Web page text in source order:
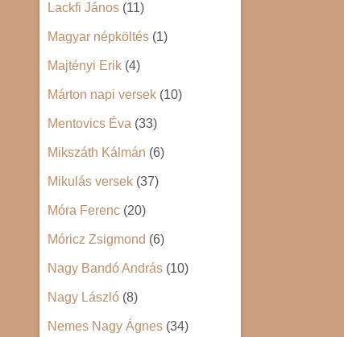
Lackfi János (11)
Magyar népköltés (1)
Majtényi Erik (4)
Márton napi versek (10)
Mentovics Éva (33)
Mikszáth Kálmán (6)
Mikulás versek (37)
Móra Ferenc (20)
Móricz Zsigmond (6)
Nagy Bandó András (10)
Nagy László (8)
Nemes Nagy Ágnes (34)